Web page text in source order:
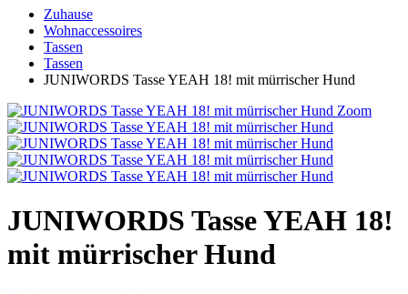
Zuhause
Wohnaccessoires
Tassen
Tassen
JUNIWORDS Tasse YEAH 18! mit mürrischer Hund
Zoom
JUNIWORDS Tasse YEAH 18!
mit mürrischer Hund